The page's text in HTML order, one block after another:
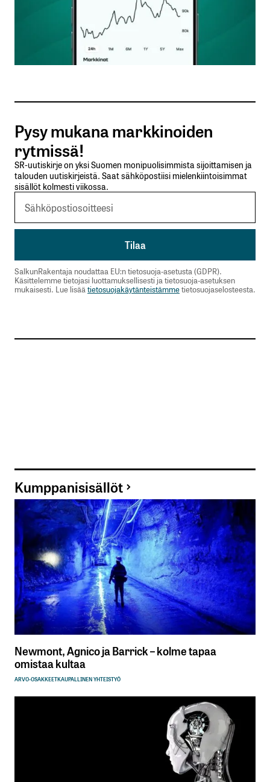
Nimesi tai nimimerkkisi
Sähköpostiosoitteesi
Tilaa SalkunRakentajan uutiskirje
Lähetä kommentti
Pysy mukana markkinoiden
rytmissä!
SR-uutiskirje on yksi Suomen monipuolisimmista sijoittamisen ja
talouden uutiskirjeistä. Saat sähköpostiisi mielenkiintoisimmat
sisällöt kolmesti viikossa.
SalkunRakentaja noudattaa EU:n tietosuoja-asetusta (GDPR).
Käsittelemme tietojasi luottamuksellisesti ja tietosuoja-asetuksen
mukaisesti. Lue lisäätietosuojakäytänteistämmetietosuojaselosteesta.
Kumppanisisällöt
Newmont, Agnico ja Barrick – kolme tapaa
omistaa kultaa
ARVO-OSAKKEETKAUPALLINEN YHTEISTYÖ